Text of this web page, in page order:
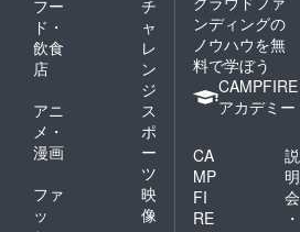
フー
ド・
飲食
店
チ
ャ
レ
ン
ジ
アニ
メ・
漫画
ス
ポ
ー
ツ
ファ
ッ
映
像
ンディングの
ノウハウを無
料で学ぼう
CAMPFIRE
アカデミー
CA
MP
FI
RE
説
明
会
・